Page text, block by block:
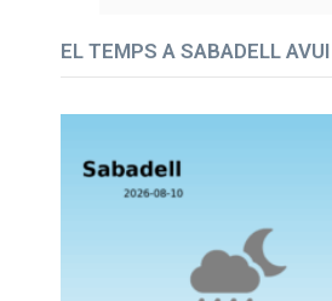
EL TEMPS A SABADELL AVUI